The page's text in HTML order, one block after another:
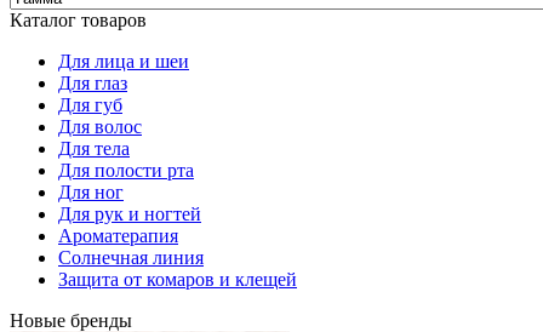
Каталог товаров
Для лица и шеи
Для глаз
Для губ
Для волос
Для тела
Для полости рта
Для ног
Для рук и ногтей
Ароматерапия
Солнечная линия
Защита от комаров и клещей
Новые бренды